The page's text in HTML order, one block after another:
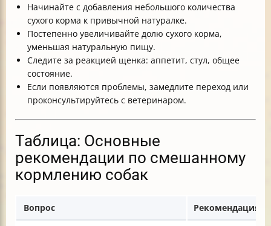
Начинайте с добавления небольшого количества
сухого корма к привычной натуралке.
Постепенно увеличивайте долю сухого корма,
уменьшая натуральную пищу.
Следите за реакцией щенка: аппетит, стул, общее
состояние.
Если появляются проблемы, замедлите переход или
проконсультируйтесь с ветеринаром.
Таблица: Основные
рекомендации по смешанному
кормлению собак
Вопрос Рекомендация